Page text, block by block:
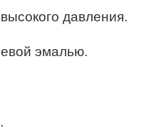
давления.
эмалью.